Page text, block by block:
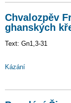
Chvalozpěv
ghanských
Text: Gn1,3-31
Kázání